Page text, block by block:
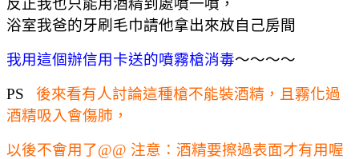
反正我也只能用酒精到處噴一噴，
浴室我爸的牙刷毛巾請他拿出來放自己房間
我用這個辦信用卡送的噴霧槍消毒～～～～
PS
後來看有人討論這種槍不能裝酒精，且霧化過
酒精吸入會傷肺，
以後不會用了@@ 注意：酒精要擦過表面才有用喔